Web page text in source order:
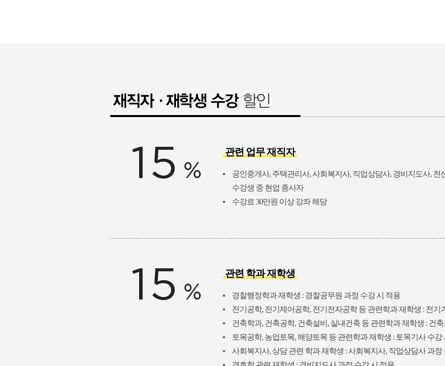
관련 업무 재직자
공인중개사, 주택관리사, 사회복지사, 직업상담사, 경비지도사, 전
수강생 중 현업 종사자
수강료 30만원 이상 강좌 해당
관련 학과 재학생
경찰행정학과 재학생 : 경찰공무원 과정 수강 시 적용
전기공학, 전기제어공학, 전기전자공학 등 관련학과 재학생 : 전기
건축학과, 건축공학, 건축설비, 실내건축 등 관련학과 재학생 : 건
토목공학, 농업토목, 해양토목 등 관련학과 재학생 : 토목기사 수강
사회복지사, 상담 관련 학과 재학생 : 사회복지사, 직업상담사 과정